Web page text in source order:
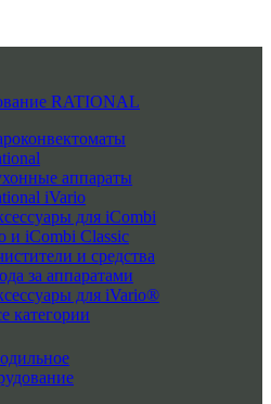
RATIONAL
аппараты
iVario
для iCombi
и iCombi Classic
и средства
за аппаратами
для iVario®
категории